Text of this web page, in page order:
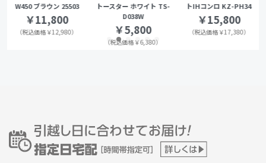
W450 ブラウン 25503
￥11,800
（税込価格￥12,980）
トースター ホワイト TS-
D038W
￥5,800
（税込価格￥6,380）
トIHコンロ KZ-PH34
￥15,800
（税込価格￥17,380）